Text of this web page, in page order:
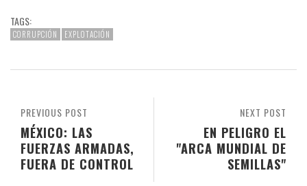
TAGS:
CORRUPCIÓN EXPLOTACIÓN
NEXT POST
EN PELIGRO EL
"ARCA MUNDIAL DE
SEMILLAS"
PREVIOUS POST
MÉXICO: LAS
FUERZAS ARMADAS,
FUERA DE CONTROL